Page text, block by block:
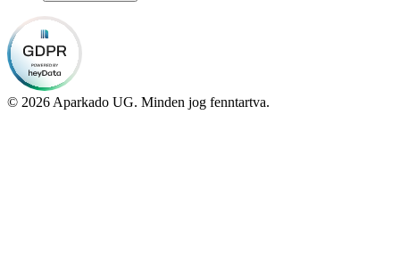
© 2026 Aparkado UG. Minden jog fenntartva.